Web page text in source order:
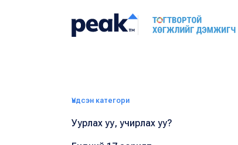
Үндсэн категори
Уурлах уу, учирлах уу?